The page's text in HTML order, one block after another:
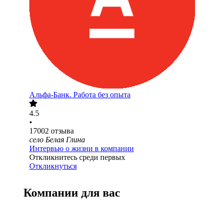
Альфа-Банк. Работа без опыта
4.5
•
17002 отзыва
село Белая Глина
Интервью о жизни в компании
Откликнитесь среди первых
Откликнуться
Компании для вас